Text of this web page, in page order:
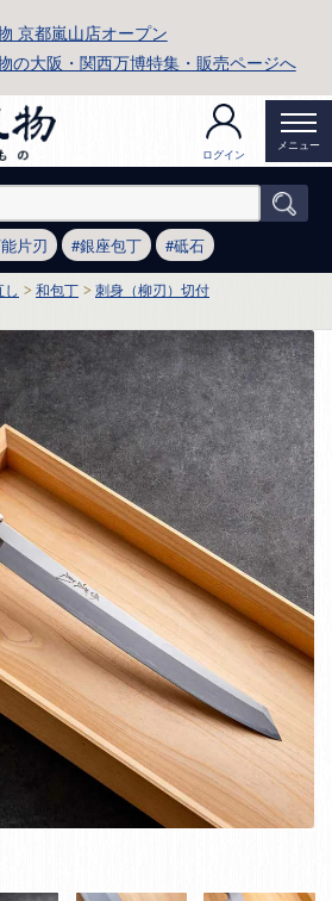
京都嵐山店オープン
の大阪・関西万博特集・販売ページへ
ログイン
メニュー
片刃 銀座包丁 砥石
和包丁
刺身（柳刃）切付